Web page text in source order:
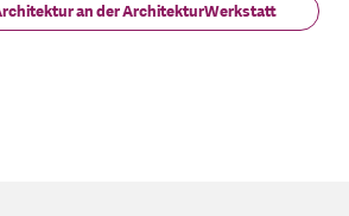
an der ArchitekturWerkstatt